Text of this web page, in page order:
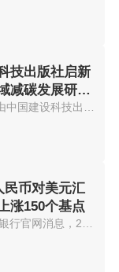
技出版社启新
减碳发展研讨
民币对美元汇
涨150个基点
据中国人民银行官网消息，24日人...